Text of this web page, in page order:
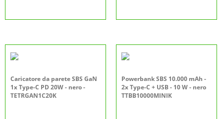
Caricatore da parete SBS GaN
1x Type-C PD 20W - nero -
TETRGAN1C20K
Powerbank SBS 10.000 mAh -
2x Type-C + USB - 10 W - nero
TTBB10000MINIK